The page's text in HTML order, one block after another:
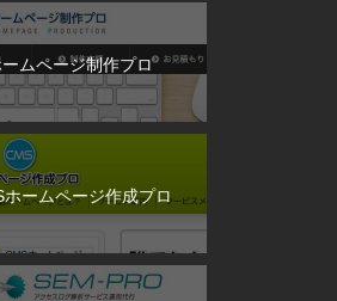
ムページ制作プロ
ホームページ作成プロ